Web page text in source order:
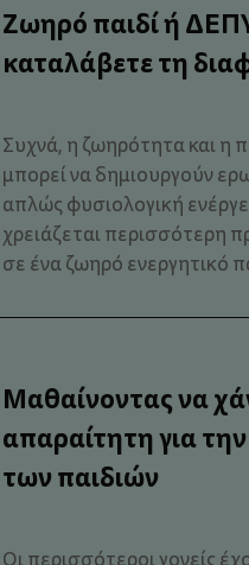
Ζωηρό παιδί ή
καταλάβετε τη
Συχνά, η ζωηρότητα και η
μπορεί να δημιουργούν
απλώς φυσιολογική
χρειάζεται περισσότερη
σε ένα ζωηρό ενεργητικό
Μαθαίνοντας να
απαραίτητη για
των παιδιών